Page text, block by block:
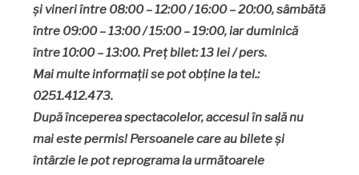
și vineri între 08:00 – 12:00 / 16:00 – 20:00, sâmbătă
între 09:00 – 13:00 / 15:00 – 19:00, iar duminică
între 10:00 – 13:00. Preț bilet: 13 lei / pers.
Mai multe informații se pot obține la tel.:
0251.412.473.
După începerea spectacolelor, accesul în sală nu
mai este permis! Persoanele care au bilete și
întârzie le pot reprograma la următoarele